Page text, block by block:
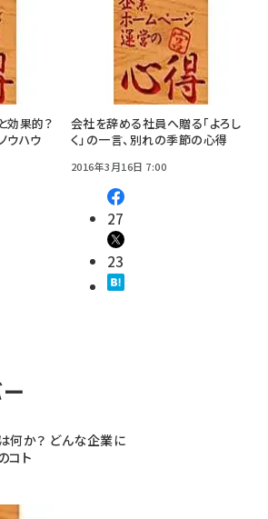
効果的？
ウハウ
会社を辞める社員へ贈る「よろし
く」の一言、別れの季節の心得
2016年3月16日 7:00
27
23
何か？ どんな企業に
コト